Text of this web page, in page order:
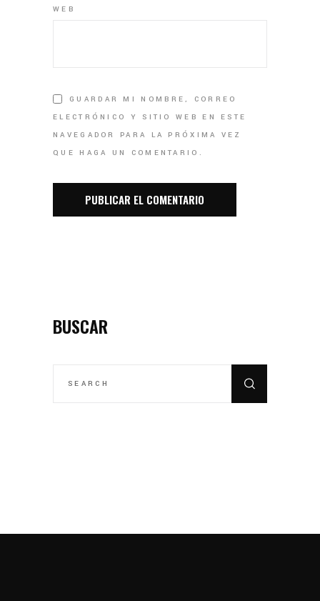
WEB
GUARDAR MI NOMBRE, CORREO
ELECTRÓNICO Y SITIO WEB EN ESTE
NAVEGADOR PARA LA PRÓXIMA VEZ
QUE HAGA UN COMENTARIO.
BUSCAR